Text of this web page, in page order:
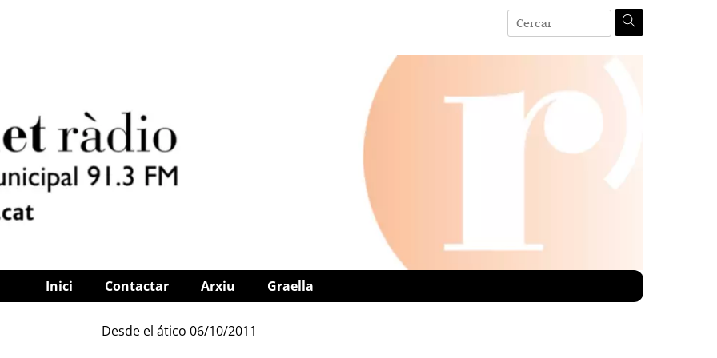
Inici Contactar Arxiu Graella
Desde el ático 06/10/2011